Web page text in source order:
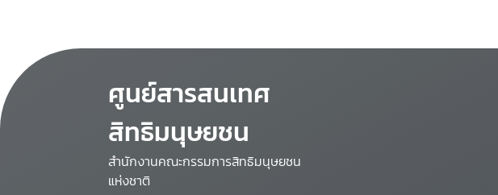
ศูนย์สารสนเทศ
สิทธิมนุษยชน
สำนักงานคณะกรรมการสิทธิมนุษยชน
แห่งชาติ